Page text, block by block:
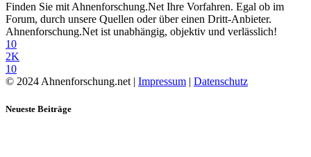
Finden Sie mit Ahnenforschung.Net Ihre Vorfahren. Egal ob im
Forum, durch unsere Quellen oder über einen Dritt-Anbieter.
Ahnenforschung.Net ist unabhängig, objektiv und verlässlich!
10
2K
10
© 2024 Ahnenforschung.net | Impressum | Datenschutz
Neueste Beiträge